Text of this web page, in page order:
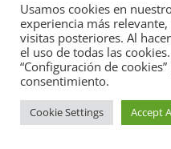
Diseñado por
Usamos cookies en
experiencia más
visitas posteriores. Al
el uso de todas las
“Configuración de
consentimiento.
Cookie Settings Accept